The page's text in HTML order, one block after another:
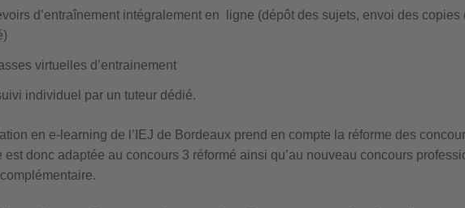
d’entraînement intégralement en ligne (dépôt des sujets, envoi des copies
virtuelles d’entrainement
individuel par un tuteur dédié.
en e-learning de l’IEJ de Bordeaux prend en compte la réforme des
est donc adaptée au concours 3 réformé ainsi qu’au nouveau concours